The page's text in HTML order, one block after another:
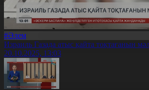
#Әлем
Израиль Газада атыс қайта тоқтағанын
20.10.2025, 13:03